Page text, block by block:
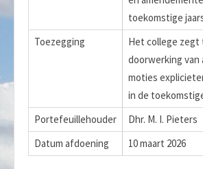
toekomstige
Toezegging
Het college zegt
doorwerking van
moties
in de
Portefeuillehouder
Dhr. M. I. Pieters
Datum afdoening
10 maart 2026